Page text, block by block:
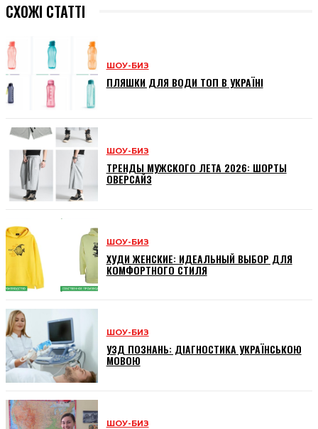
СХОЖІ СТАТТІ
ШОУ-БИЗ
ПЛЯШКИ ДЛЯ ВОДИ ТОП В УКРАЇНІ
ШОУ-БИЗ
ТРЕНДЫ МУЖСКОГО ЛЕТА 2026: ШОРТЫ
ОВЕРСАЙЗ
ШОУ-БИЗ
ХУДИ ЖЕНСКИЕ: ИДЕАЛЬНЫЙ ВЫБОР ДЛЯ
КОМФОРТНОГО СТИЛЯ
ШОУ-БИЗ
УЗД ПОЗНАНЬ: ДІАГНОСТИКА УКРАЇНСЬКОЮ
МОВОЮ
ШОУ-БИЗ